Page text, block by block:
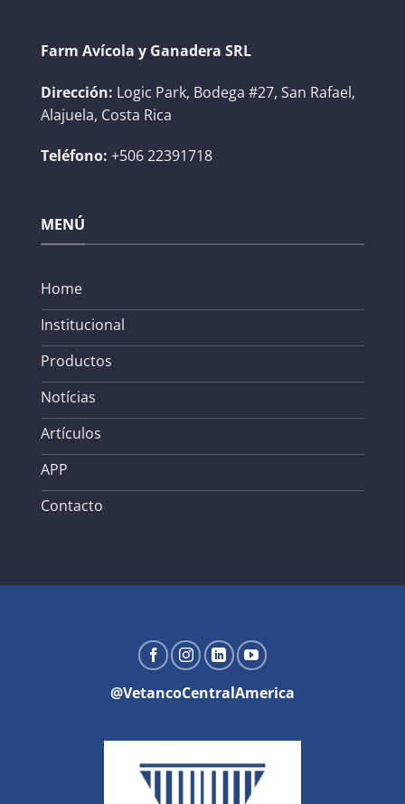
Farm Avícola y Ganadera SRL
Dirección: Logic Park, Bodega #27, San Rafael,
Alajuela, Costa Rica
Teléfono: +506 22391718
MENÚ
Home
Institucional
Productos
Notícias
Artículos
APP
Contacto
@VetancoCentralAmerica